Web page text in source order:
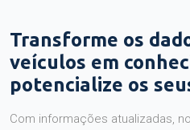
Transforme os
veículos em
potencialize os
Com informações atualizadas,